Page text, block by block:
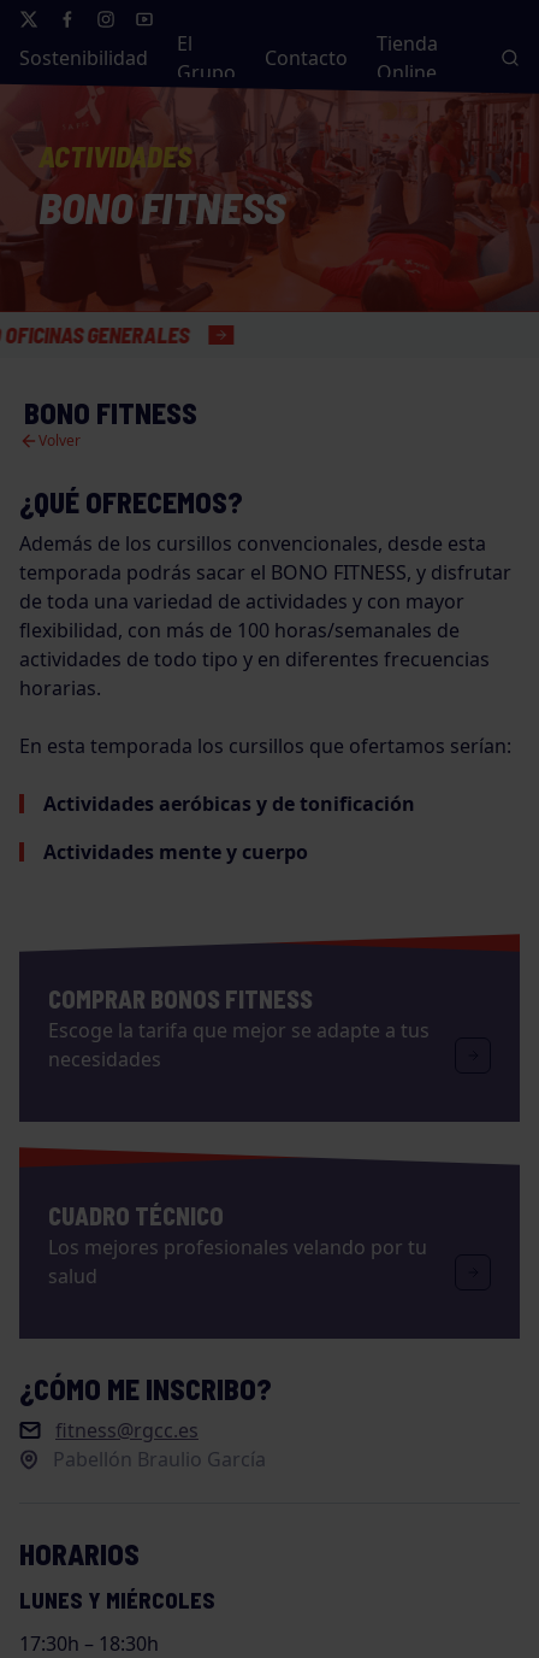
Sostenibilidad
El
Grupo
Contacto
Tienda
Online
ACTIVIDADES
BONO FITNESS
BONO FITNESS
Volver
¿QUÉ OFRECEMOS?
Además de los cursillos convencionales, desde esta
temporada podrás sacar el BONO FITNESS, y disfrutar
de toda una variedad de actividades y con mayor
flexibilidad, con más de 100 horas/semanales de
actividades de todo tipo y en diferentes frecuencias
horarias.
En esta temporada los cursillos que ofertamos serían:
Actividades aeróbicas y de tonificación
Actividades mente y cuerpo
COMPRAR BONOS FITNESS
Escoge la tarifa que mejor se adapte a tus
necesidades
CUADRO TÉCNICO
Los mejores profesionales velando por tu
salud
¿CÓMO ME INSCRIBO?
fitness@rgcc.es
Pabellón Braulio García
HORARIOS
LUNES Y MIÉRCOLES
17:30h – 18:30h